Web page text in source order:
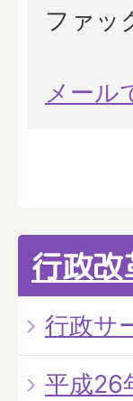
ファ
メール
行政
行政サ
平成26